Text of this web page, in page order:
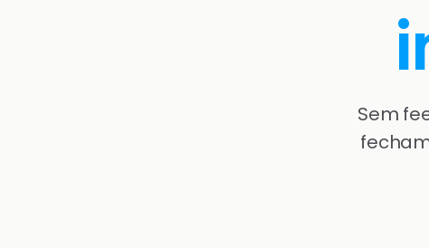
Sem